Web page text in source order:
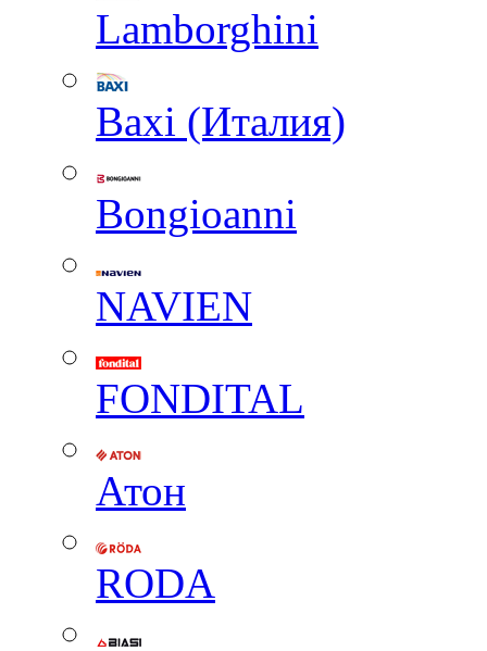
Lamborghini
Baxi (Италия)
Вongioanni
NAVIEN
FONDITAL
Атон
RODA